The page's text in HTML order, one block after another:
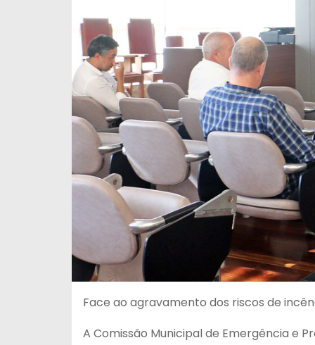
Face ao agravamento dos riscos de
A Comissão Municipal de Emergência e